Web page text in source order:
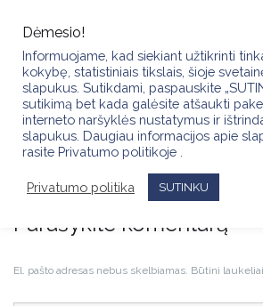
content
IMG_3693
Parašykite komentarą
El. pašto adresas nebus skelbiamas. Būtini
Dėmesio!
Informuojame, kad siekiant užtikrinti
kokybę, statistiniais tikslais, šioje
slapukus. Sutikdami, paspauskite
sutikimą bet kada galėsite atšaukti
interneto naršyklės nustatymus ir
slapukus. Daugiau informacijos apie
rasite Privatumo politikoje .
Privatumo politika SUTINKU